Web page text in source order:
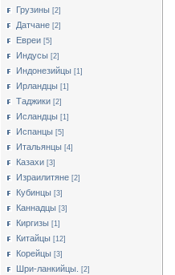
Грузины [2]
Датчане [2]
Евреи [5]
Индусы [2]
Индонезийцы [1]
Ирландцы [1]
Таджики [2]
Исландцы [1]
Испанцы [5]
Итальянцы [4]
Казахи [3]
Израилитяне [2]
Кубинцы [3]
Каннадцы [3]
Киргизы [1]
Китайцы [12]
Корейцы [3]
Шри-ланкийцы. [2]